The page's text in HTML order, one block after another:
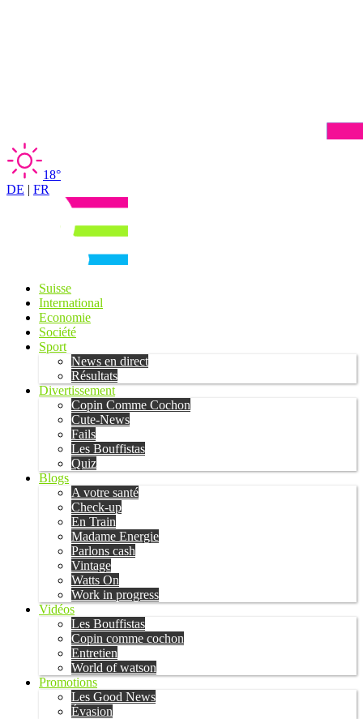
18°
DE | FR
Suisse
International
Economie
Société
Sport
News en direct
Résultats
Divertissement
Copin Comme Cochon
Cute-News
Fails
Les Bouffistas
Quiz
Blogs
A votre santé
Check-up
En Train
Madame Energie
Parlons cash
Vintage
Watts On
Work in progress
Vidéos
Les Bouffistas
Copin comme cochon
Entretien
World of watson
Promotions
Les Good News
Évasion